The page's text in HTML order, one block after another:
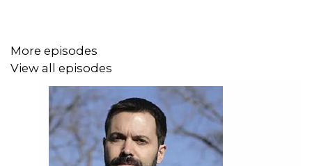
More episodes
View all episodes